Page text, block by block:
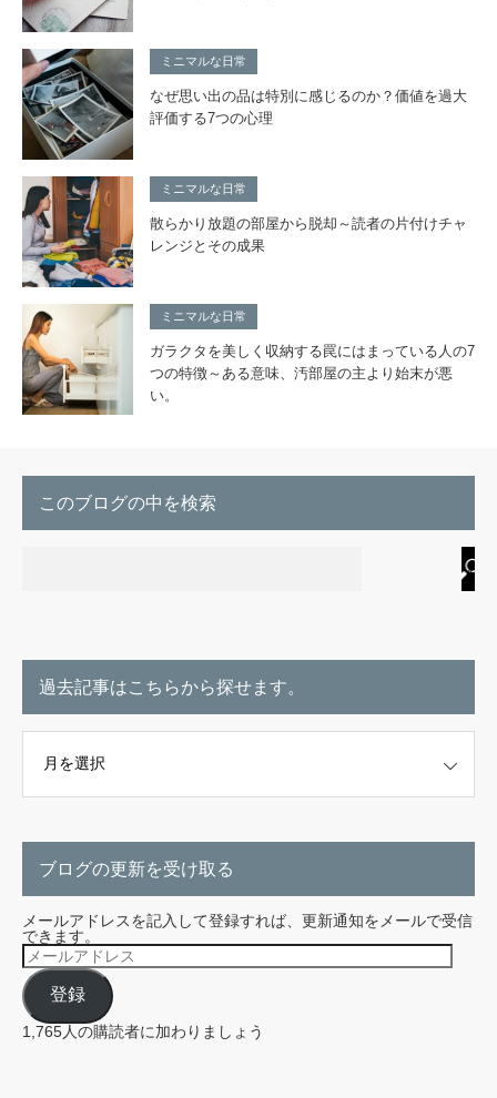
ミニマルな日常
なぜ思い出の品は特別に感じるのか？価値を過大
評価する7つの心理
ミニマルな日常
散らかり放題の部屋から脱却～読者の片付けチャ
レンジとその成果
ミニマルな日常
ガラクタを美しく収納する罠にはまっている人の7
つの特徴～ある意味、汚部屋の主より始末が悪
い。
このブログの中を検索
過去記事はこちらから探せます。
ブログの更新を受け取る
メールアドレスを記入して登録すれば、更新通知をメールで受信
できます。
メ
ー
ル
ア
ド
レ
ス
登録
1,765人の購読者に加わりましょう